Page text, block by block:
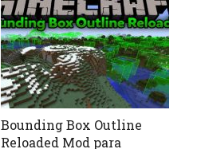
Bounding Box Outline
Reloaded Mod para